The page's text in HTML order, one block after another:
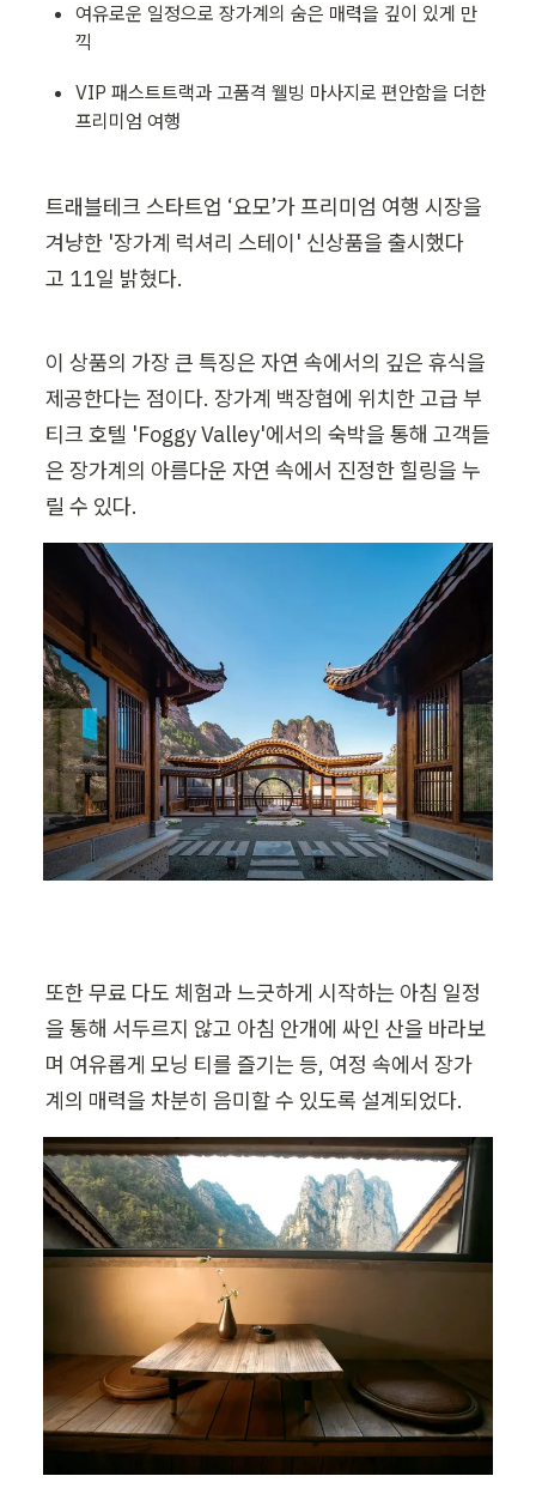
여유로운 일정으로 장가계의 숨은 매력을 깊이 있게 만
끽
VIP 패스트트랙과 고품격 웰빙 마사지로 편안함을 더한
프리미엄 여행
트래블테크 스타트업 ‘요모’가 프리미엄 여행 시장을
겨냥한 '장가계 럭셔리 스테이' 신상품을 출시했다
고 11일 밝혔다.
이 상품의 가장 큰 특징은 자연 속에서의 깊은 휴식을
제공한다는 점이다. 장가계 백장협에 위치한 고급 부
티크 호텔 'Foggy Valley'에서의 숙박을 통해 고객들
은 장가계의 아름다운 자연 속에서 진정한 힐링을 누
릴 수 있다.
또한 무료 다도 체험과 느긋하게 시작하는 아침 일정
을 통해 서두르지 않고 아침 안개에 싸인 산을 바라보
며 여유롭게 모닝 티를 즐기는 등, 여정 속에서 장가
계의 매력을 차분히 음미할 수 있도록 설계되었다.